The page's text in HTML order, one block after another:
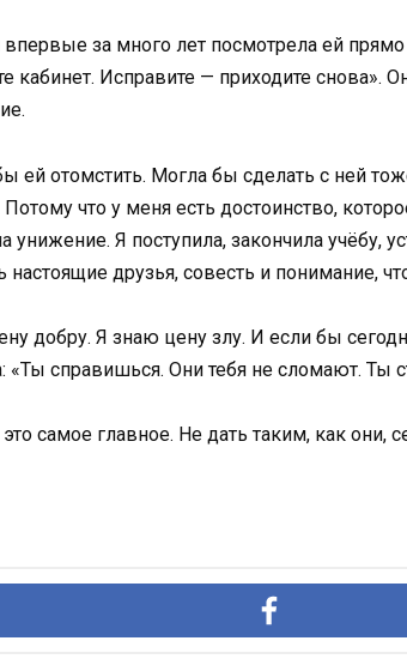
впервые за много лет посмотрела ей
кабинет. Исправите — приходите
ей отомстить. Могла бы сделать с ней
что у меня есть достоинство,
унижение. Я поступила, закончила
настоящие друзья, совесть и понимание,
добру. Я знаю цену злу. И если бы
«Ты справишься. Они тебя не сломают. Ты
это самое главное. Не дать таким, как они,